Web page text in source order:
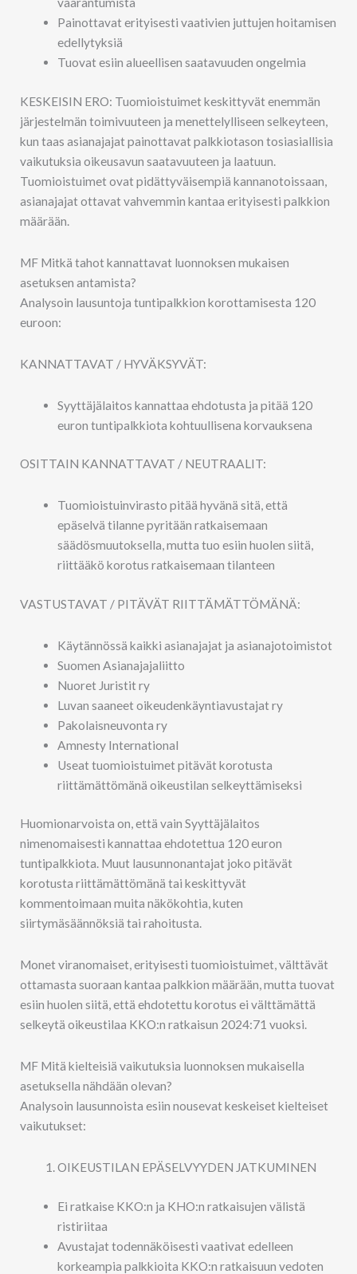
Painottavat erityisesti vaativien juttujen hoitamisen
edellytyksiä
Tuovat esiin alueellisen saatavuuden ongelmia
KESKEISIN ERO: Tuomioistuimet keskittyvät enemmän
järjestelmän toimivuuteen ja menettelylliseen selkeyteen,
kun taas asianajajat painottavat palkkiotason tosiasiallisia
vaikutuksia oikeusavun saatavuuteen ja laatuun.
Tuomioistuimet ovat pidättyväisempiä kannanotoissaan,
asianajajat ottavat vahvemmin kantaa erityisesti palkkion
määrään.
MF Mitkä tahot kannattavat luonnoksen mukaisen
asetuksen antamista?
Analysoin lausuntoja tuntipalkkion korottamisesta 120
euroon:
KANNATTAVAT / HYVÄKSYVÄT:
Syyttäjälaitos kannattaa ehdotusta ja pitää 120
euron tuntipalkkiota kohtuullisena korvauksena
OSITTAIN KANNATTAVAT / NEUTRAALIT:
Tuomioistuinvirasto pitää hyvänä sitä, että
epäselvä tilanne pyritään ratkaisemaan
säädösmuutoksella, mutta tuo esiin huolen siitä,
riittääkö korotus ratkaisemaan tilanteen
VASTUSTAVAT / PITÄVÄT RIITTÄMÄTTÖMÄNÄ:
Käytännössä kaikki asianajajat ja asianajotoimistot
Suomen Asianajajaliitto
Nuoret Juristit ry
Luvan saaneet oikeudenkäyntiavustajat ry
Pakolaisneuvonta ry
Amnesty International
Useat tuomioistuimet pitävät korotusta
riittämättömänä oikeustilan selkeyttämiseksi
Huomionarvoista on, että vain Syyttäjälaitos
nimenomaisesti kannattaa ehdotettua 120 euron
tuntipalkkiota. Muut lausunnonantajat joko pitävät
korotusta riittämättömänä tai keskittyvät
kommentoimaan muita näkökohtia, kuten
siirtymäsäännöksiä tai rahoitusta.
Monet viranomaiset, erityisesti tuomioistuimet, välttävät
ottamasta suoraan kantaa palkkion määrään, mutta tuovat
esiin huolen siitä, että ehdotettu korotus ei välttämättä
selkeytä oikeustilaa KKO:n ratkaisun 2024:71 vuoksi.
MF Mitä kielteisiä vaikutuksia luonnoksen mukaisella
asetuksella nähdään olevan?
Analysoin lausunnoista esiin nousevat keskeiset kielteiset
vaikutukset:
OIKEUSTILAN EPÄSELVYYDEN JATKUMINEN
Ei ratkaise KKO:n ja KHO:n ratkaisujen välistä
ristiriitaa
Avustajat todennäköisesti vaativat edelleen
korkeampia palkkioita KKO:n ratkaisuun vedoten